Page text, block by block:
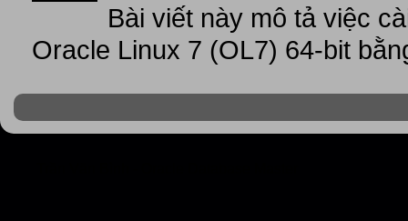
Bài viết này mô tả việc
Oracle Linux 7 (OL7) 64-bit